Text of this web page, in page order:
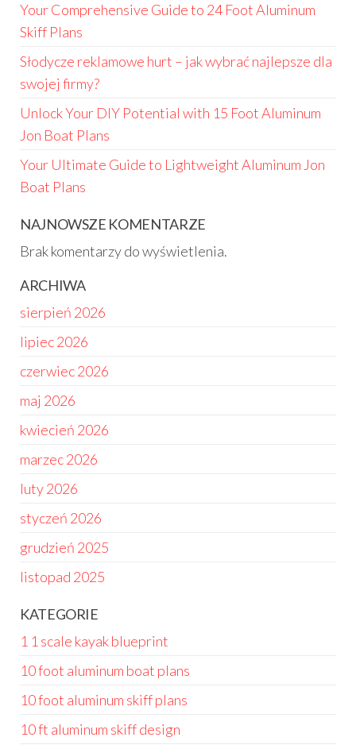
Your Comprehensive Guide to 24 Foot Aluminum
Skiff Plans
Słodycze reklamowe hurt – jak wybrać najlepsze dla
swojej firmy?
Unlock Your DIY Potential with 15 Foot Aluminum
Jon Boat Plans
Your Ultimate Guide to Lightweight Aluminum Jon
Boat Plans
NAJNOWSZE KOMENTARZE
Brak komentarzy do wyświetlenia.
ARCHIWA
sierpień 2026
lipiec 2026
czerwiec 2026
maj 2026
kwiecień 2026
marzec 2026
luty 2026
styczeń 2026
grudzień 2025
listopad 2025
KATEGORIE
1 1 scale kayak blueprint
10 foot aluminum boat plans
10 foot aluminum skiff plans
10 ft aluminum skiff design